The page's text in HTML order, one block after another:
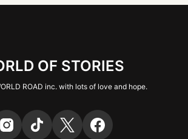
OF STORIES
ROAD inc. with lots of love and hope.